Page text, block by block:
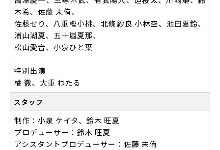
木希、佐藤 未侑、
佐藤せり、八重樫小桃、北條紗良 小林空、池田夏鈴、
浦山湖夏、五十嵐夏那、
松山愛音、小泉ひと葉
特別出演
橘 徹、大重 わたる
スタッフ
制作：小泉 ケイタ、鈴木 旺夏
プロデューサー：鈴木 旺夏
アシスタントプロデューサー：佐藤 未侑